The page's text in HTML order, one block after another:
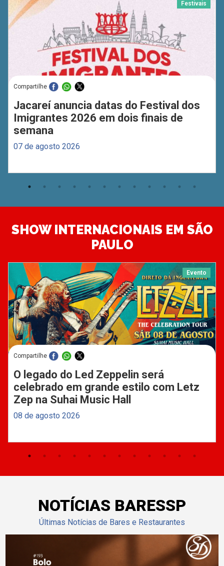
Festivais
Compartilhe
Jacareí anuncia datas do Festival dos
Imigrantes 2026 em dois finais de
semana
07 de agosto 2026
SHOW INTERNACIONAIS EM SÃO
PAULO
Evento
Compartilhe
O legado do Led Zeppelin será
celebrado em grande estilo com Letz
Zep na Suhai Music Hall
08 de agosto 2026
NOTÍCIAS BARESSP
Últimas Notícias de Bares e Restaurantes